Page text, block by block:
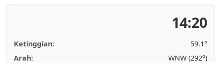
14:20
Ketinggian:
59.1°
Arah:
WNW (292°)